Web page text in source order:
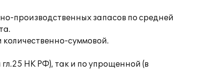
производственных запасов по средней
суммовой.
НК РФ), так и по упрощенной (в